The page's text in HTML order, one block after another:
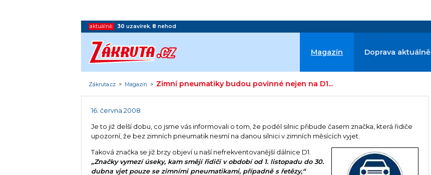
aktuálně: 30 uzavírek, 8 nehod
Magazín Doprava aktuálně
Zákruta.cz > Magazín > Zimní pneumatiky budou povinné nejen na D1...
16. června 2008
Je to již delší dobu, co jsme vás informovali o tom, že podél silnic přibude časem značka, která řidiče
upozorní, že bez zimních pneumatik nesmí na danou silnici v zimních měsících vyjet.
Taková značka se již brzy objeví u naší nefrekventovanější dálnice D1.
„Značky vymezí úseky, kam smějí řidiči v období od 1. listopadu do 30.
dubna vjet pouze se zimními pneumatikami, případně s řetězy,“